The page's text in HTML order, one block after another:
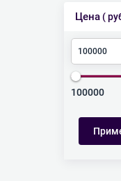
Цена (
100000